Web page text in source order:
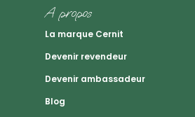
A propos
La marque Cernit
Devenir revendeur
Devenir ambassadeur
Blog